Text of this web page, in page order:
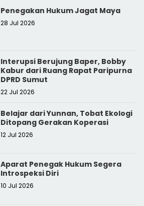
Penegakan Hukum Jagat Maya
28 Jul 2026
Interupsi Berujung Baper, Bobby
Kabur dari Ruang Rapat Paripurna
DPRD Sumut
22 Jul 2026
Belajar dari Yunnan, Tobat Ekologi
Ditopang Gerakan Koperasi
12 Jul 2026
Aparat Penegak Hukum Segera
Introspeksi Diri
10 Jul 2026